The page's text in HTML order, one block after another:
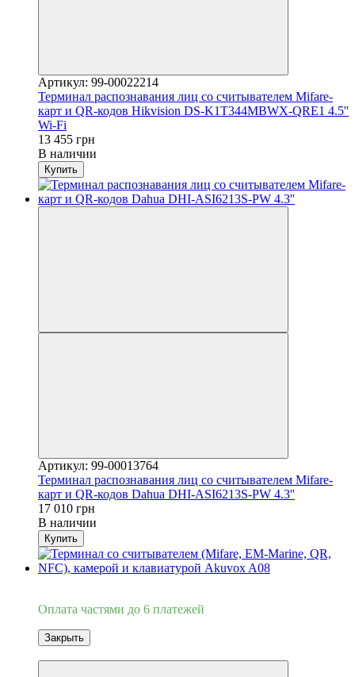
Артикул: 99-00022214
Терминал распознавания лиц со считывателем Mifare-
карт и QR-кодов Hikvision DS-K1T344MBWX-QRE1 4.5''
Wi-Fi
13 455 грн
В наличии
Купить
Артикул: 99-00013764
Терминал распознавания лиц со считывателем Mifare-
карт и QR-кодов Dahua DHI-ASI6213S-PW 4.3''
17 010 грн
В наличии
Купить
Оплата частями до 6 платежей
Закрыть